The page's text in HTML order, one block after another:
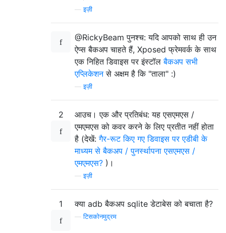
—इज़ी
@RickyBeam पुनश्च: यदि आपको साथ ही उन
ऐप्स बैकअप चाहते हैं, Xposed फ्रेमवर्क के साथ
एक निहित डिवाइस पर इंस्टॉलबैकअप सभी
एप्लिकेशनसे अक्षम है कि "ताला" :)
—इज़ी
2
आउच। एक और प्रतिबंध: यह एसएमएस /
एमएमएस को कवर करने के लिए प्रतीत नहीं होता
है (देखें:गैर-रूट किए गए डिवाइस पर एडीबी के
माध्यम से बैकअप / पुनर्स्थापना एसएमएस /
एमएमएस? )।
—इज़ी
1 क्या adb बैकअप sqlite डेटाबेस को बचाता है?
—टिसकोनमुद्रम